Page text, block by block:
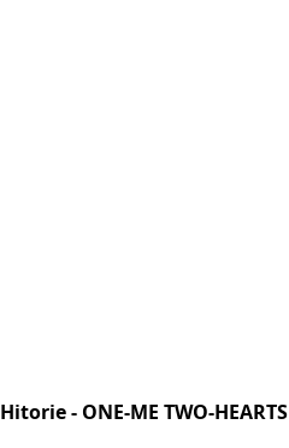
Hitorie - ONE-ME TWO-HEARTS